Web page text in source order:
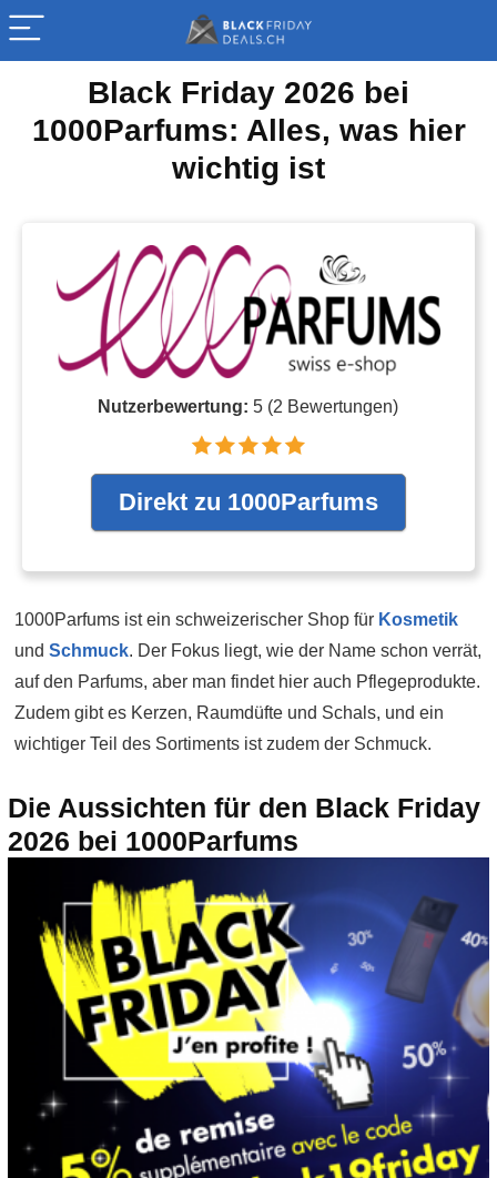
Black Friday 2026 bei
1000Parfums: Alles, was hier
wichtig ist
Nutzerbewertung:5 (2 Bewertungen)
Direkt zu 1000Parfums
1000Parfums ist ein schweizerischer Shop für Kosmetik
und Schmuck. Der Fokus liegt, wie der Name schon verrät,
auf den Parfums, aber man findet hier auch Pflegeprodukte.
Zudem gibt es Kerzen, Raumdüfte und Schals, und ein
wichtiger Teil des Sortiments ist zudem der Schmuck.
Die Aussichten für den Black Friday
2026 bei 1000Parfums